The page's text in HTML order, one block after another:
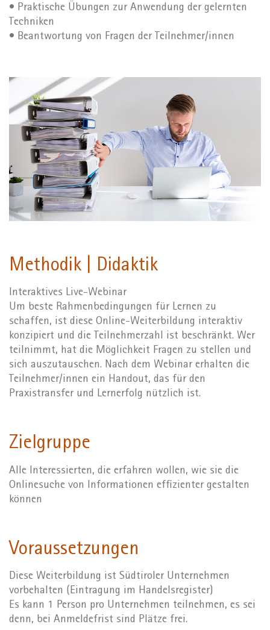
• Praktische Übungen zur Anwendung der gelernten
Techniken
• Beantwortung von Fragen der Teilnehmer/innen
Methodik | Didaktik
Interaktives Live-Webinar
Um beste Rahmenbedingungen für Lernen zu
schaffen, ist diese Online-Weiterbildung interaktiv
konzipiert und die Teilnehmerzahl ist beschränkt. Wer
teilnimmt, hat die Möglichkeit Fragen zu stellen und
sich auszutauschen. Nach dem Webinar erhalten die
Teilnehmer/innen ein Handout, das für den
Praxistransfer und Lernerfolg nützlich ist.
Zielgruppe
Alle Interessierten, die erfahren wollen, wie sie die
Onlinesuche von Informationen effizienter gestalten
können
Voraussetzungen
Diese Weiterbildung ist Südtiroler Unternehmen
vorbehalten (Eintragung im Handelsregister)
Es kann 1 Person pro Unternehmen teilnehmen, es sei
denn, bei Anmeldefrist sind Plätze frei.